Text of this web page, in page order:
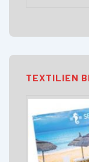
TEXTILIEN